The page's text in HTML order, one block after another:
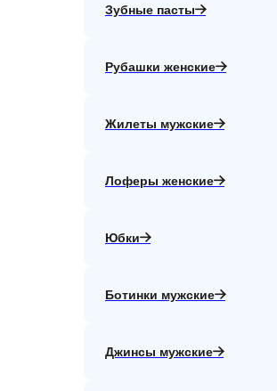
Зубные пасты
Рубашки женские
Жилеты мужские
Лоферы женские
Юбки
Ботинки мужские
Джинсы мужские